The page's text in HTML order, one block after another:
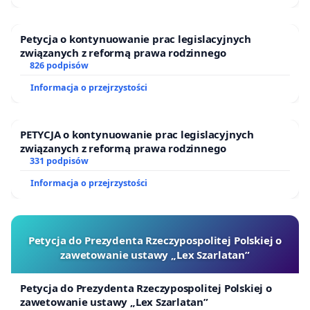
Śledczego chwalił się, że od 2020 rokuwszczęto
niemal 20 000 spraw karnych za wyrażanie i
cywilnych wszczęto znacznie więcej. W tej chwili
więzieniach i koloniach karnych. A czym są
białoruskie więzienia Polacy już wiedzą na
- Konstytucja Rzeczypospolitej Polskiej
Art.32.ust.2): Nikt nie może być dyskryminowany w
życiu politycznym, społecznym lub gospodarczym z
jakiejkolwiek przyczyny.
Petycja o kontynuowanie prac legislacyjnych
związanych z reformą prawa rodzinnego
826 podpisów
Informacja o przejrzystości
PETYCJA o kontynuowanie prac legislacyjnych
związanych z reformą prawa rodzinnego
331 podpisów
Informacja o przejrzystości
Petycja do Prezydenta Rzeczypospolitej Polskiej o
zawetowanie ustawy „Lex Szarlatan”
Petycja do Prezydenta Rzeczypospolitej Polskiej o
zawetowanie ustawy „Lex Szarlatan”